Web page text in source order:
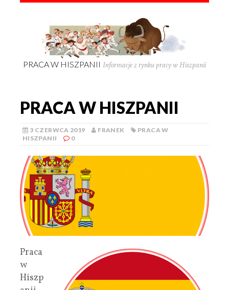
PRACA W HISZPANII Informacje z rynku pracy w Hiszpanii
PRACA W HISZPANII
3 CZERWCA 2019 FRANEK
PRACA W
HISZPANII
0
Praca
w
Hiszp